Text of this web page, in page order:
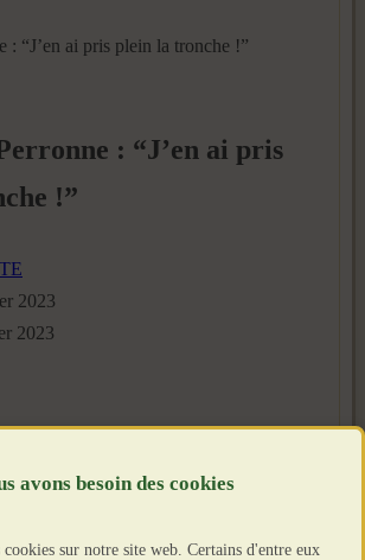
: “J’en ai pris plein la tronche !”
: “J’en ai pris
!”
2023
2023
sur notre site web. Certains d'entre eux